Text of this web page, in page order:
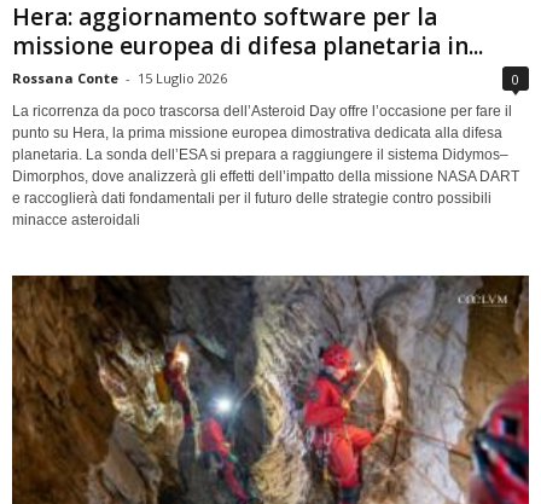
Hera: aggiornamento software per la
missione europea di difesa planetaria in...
Rossana Conte - 15 Luglio 2026 0
La ricorrenza da poco trascorsa dell’Asteroid Day offre l’occasione per fare il
punto su Hera, la prima missione europea dimostrativa dedicata alla difesa
planetaria. La sonda dell’ESA si prepara a raggiungere il sistema Didymos–
Dimorphos, dove analizzerà gli effetti dell’impatto della missione NASA DART
e raccoglierà dati fondamentali per il futuro delle strategie contro possibili
minacce asteroidali